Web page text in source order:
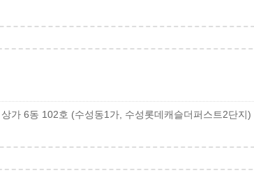
가 6동 102호 (수성동1가, 수성롯데캐슬더퍼스트2단지)